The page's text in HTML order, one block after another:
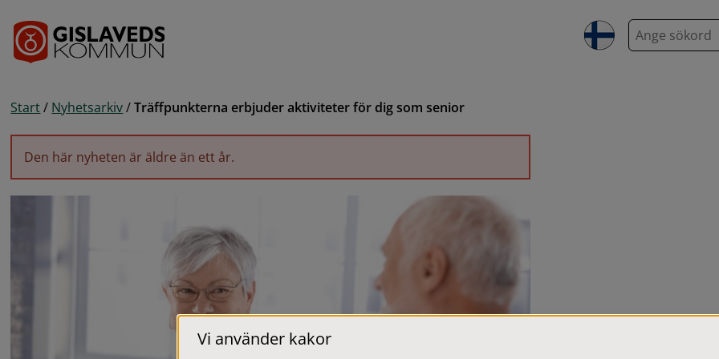
S
ö
Start / Nyhetsarkiv / Träffpunkterna erbjuder aktiviteter för dig som senior
Den här nyheten är äldre än ett år.
Vi använder kakor